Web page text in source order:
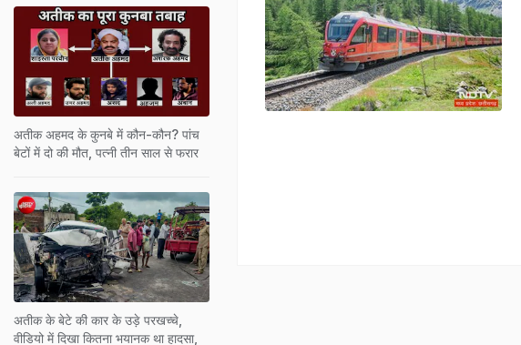
अतीक अहमद के कुनबे में कौन-कौन? पांच
बेटों में दो की मौत, पत्नी तीन साल से फरार
अतीक के बेटे की कार के उड़े परखच्चे,
वीडियो में दिखा कितना भयानक था हादसा,